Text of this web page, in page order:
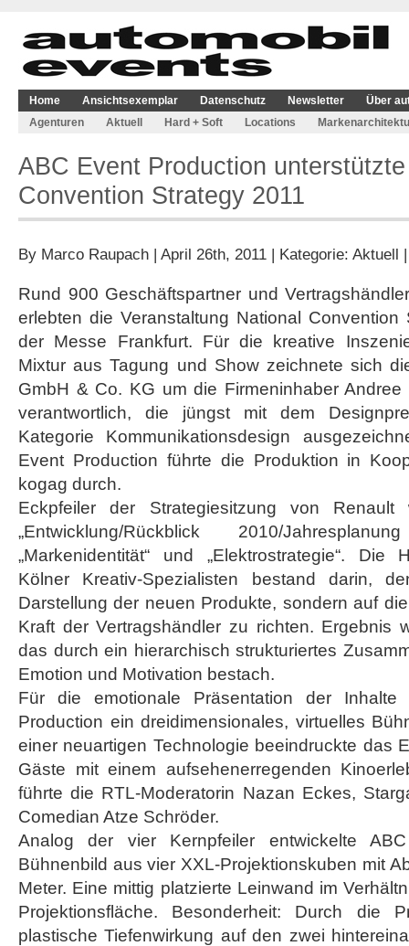
Home Ansichtsexemplar Datenschutz Newsletter
Über
Agenturen
Aktuell Hard + Soft Locations
ABC Event Production
Convention Strategy 2011
By Marco Raupach | April 26th, 2011 | Kategorie: Aktuell
Rund 900 Geschäftspartner und
erlebten die Veranstaltung National
der Messe Frankfurt. Für die kreative
Mixtur aus Tagung und Show zeichnete sich
GmbH & Co. KG um die Firmeninhaber
verantwortlich, die jüngst mit dem
Kategorie Kommunikationsdesign
Event Production führte die Produktion in
kogag durch.
Eckpfeiler der Strategiesitzung von
„Entwicklung/Rückblick 2010/
„Markenidentität“ und „Elektrostrategie“. Die
Kölner Kreativ-Spezialisten bestand darin,
Darstellung der neuen Produkte, sondern auf
Kraft der Vertragshändler zu richten. Ergebnis
das durch ein hierarchisch strukturiertes
Emotion und Motivation bestach.
Für die emotionale Präsentation der Inhalte
Production ein dreidimensionales, virtuelles
einer neuartigen Technologie beeindruckte das
Gäste mit einem aufsehenerregenden
führte die RTL-Moderatorin Nazan Eckes,
Comedian Atze Schröder.
Analog der vier Kernpfeiler entwickelte
Bühnenbild aus vier XXL-Projektionskuben mit
Meter. Eine mittig platzierte Leinwand im
Projektionsfläche. Besonderheit: Durch die
plastische Tiefenwirkung auf den zwei